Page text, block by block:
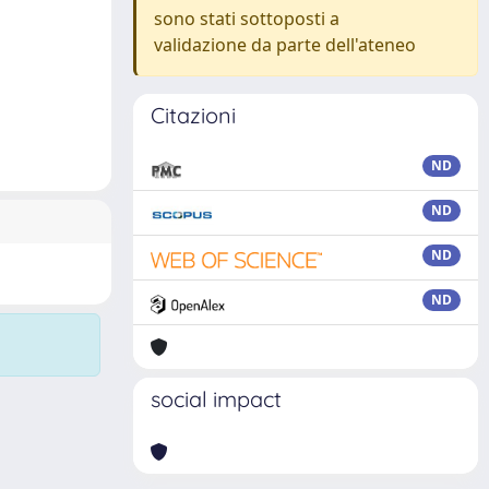
sono stati sottoposti a
validazione da parte dell'ateneo
Citazioni
ND
ND
ND
ND
social impact